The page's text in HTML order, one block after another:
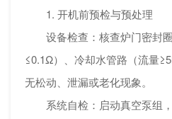
1. 开机前预检与预处理
设备检查：核查炉门密封
≤0.1Ω）、冷却水管路（流量
无松动、泄漏或老化现象。
系统自检：启动真空泵组